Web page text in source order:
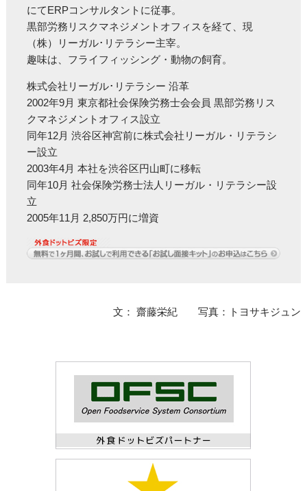
にてERPコンサルタントに従事。
黒部労務リスクマネジメントオフィスを経て、現
（株）リーガル･リテラシー主宰。
趣味は、フライフィッシング・動物の飼育。
株式会社リーガル･リテラシー 沿革
2002年9月 東京都社会保険労務士会会員 黒部労務リス
クマネジメントオフィス設立
同年12月 渋谷区神宮前に株式会社リーガル・リテラシ
ー設立
2003年4月 本社を渋谷区円山町に移転
同年10月 社会保険労務士法人リーガル・リテラシー設
立
2005年11月 2,850万円に増資
文： 齋藤栄紀 写真：トヨサキジュン